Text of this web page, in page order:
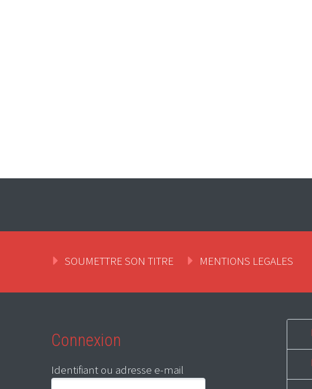
SOUMETTRE SON TITRE MENTIONS LEGALES
Connexion
Identifiant ou adresse e-mail